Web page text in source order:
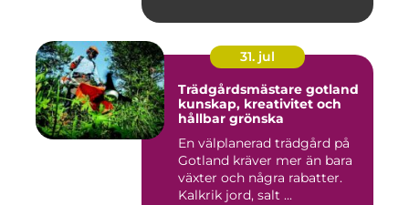
31. jul
Trädgårdsmästare gotland
kunskap, kreativitet och
hållbar grönska
En välplanerad trädgård på
Gotland kräver mer än bara
växter och några rabatter.
Kalkrik jord, salt ...